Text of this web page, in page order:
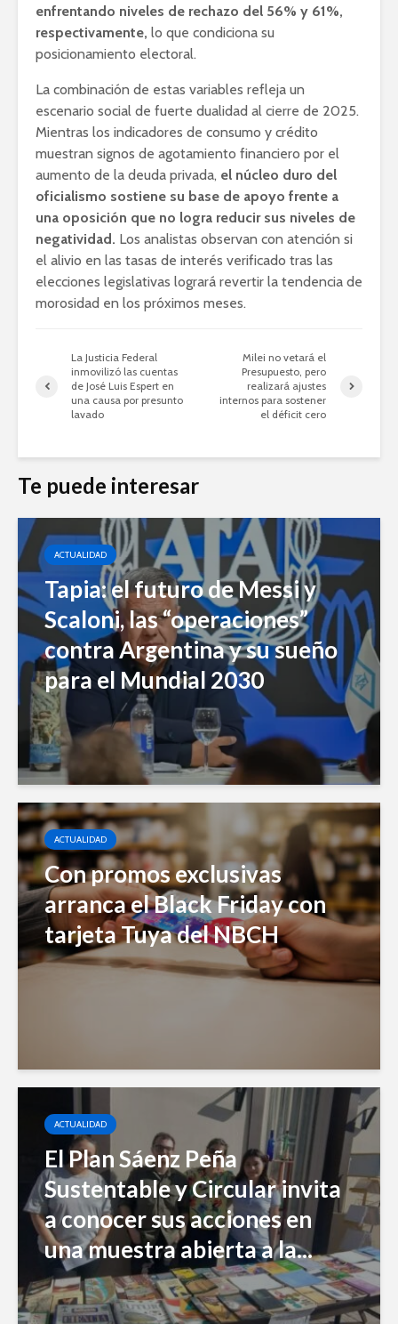
enfrentando niveles de rechazo del 56% y 61%,
respectivamente, lo que condiciona su
posicionamiento electoral.
La combinación de estas variables refleja un
escenario social de fuerte dualidad al cierre de 2025.
Mientras los indicadores de consumo y crédito
muestran signos de agotamiento financiero por el
aumento de la deuda privada, el núcleo duro del
oficialismo sostiene su base de apoyo frente a
una oposición que no logra reducir sus niveles de
negatividad. Los analistas observan con atención si
el alivio en las tasas de interés verificado tras las
elecciones legislativas logrará revertir la tendencia de
morosidad en los próximos meses.
La Justicia Federal
inmovilizó las cuentas
de José Luis Espert en
una causa por presunto
lavado
Milei no vetará el
Presupuesto, pero
realizará ajustes
internos para sostener
el déficit cero
Te puede interesar
ACTUALIDAD
Tapia: el futuro de Messi y
Scaloni, las “operaciones”
contra Argentina y su sueño
para el Mundial 2030
ACTUALIDAD
Con promos exclusivas
arranca el Black Friday con
tarjeta Tuya del NBCH
ACTUALIDAD
El Plan Sáenz Peña
Sustentable y Circular invita
a conocer sus acciones en
una muestra abierta a la...